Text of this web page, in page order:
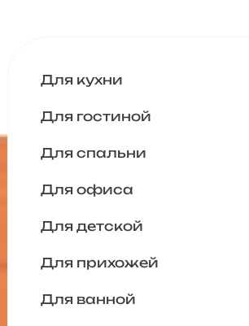
Для кухни
Для гостиной
Для спальни
Для офиса
Для детской
Для прихожей
Для ванной